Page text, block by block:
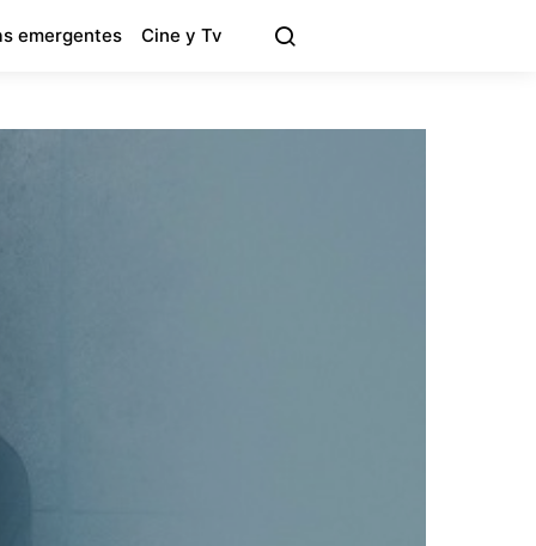
emergentes Cine y Tv